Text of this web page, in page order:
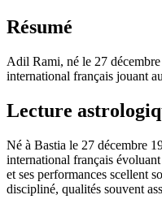
Résumé
Adil Rami, né le 27
international français jouant
Lecture
Né à Bastia le 27 décembre
international français
et ses performances scellent
discipliné, qualités souvent